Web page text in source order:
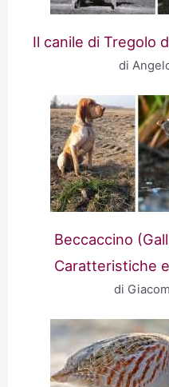
Il canile di Tregolo
di
Beccaccino
Caratteristiche
di